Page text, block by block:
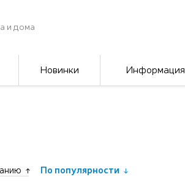
и дома
Новинки Информация
По популярности